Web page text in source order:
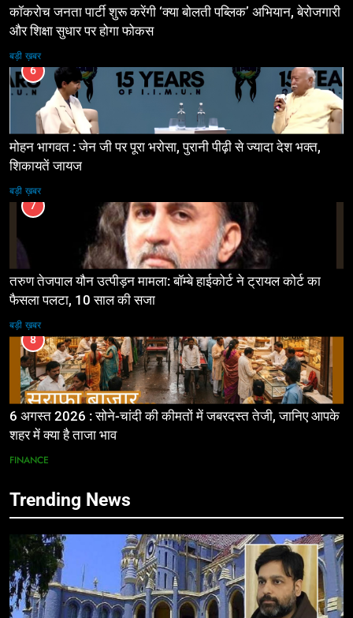
कॉकरोच जनता पार्टी शुरू करेंगी ‘क्या बोलती पब्लिक’ अभियान, बेरोजगारी
और शिक्षा सुधार पर होगा फोकस
बड़ी ख़बर
6
मोहन भागवत : जेन जी पर पूरा भरोसा, पुरानी पीढ़ी से ज्यादा देश भक्त,
शिकायतें जायज
बड़ी ख़बर
7
तरुण तेजपाल यौन उत्पीड़न मामला: बॉम्बे हाईकोर्ट ने ट्रायल कोर्ट का
फैसला पलटा, 10 साल की सजा
बड़ी ख़बर
8
6 अगस्त 2026 : सोने-चांदी की कीमतों में जबरदस्त तेजी, जानिए आपके
शहर में क्या है ताजा भाव
FINANCE
Trending News